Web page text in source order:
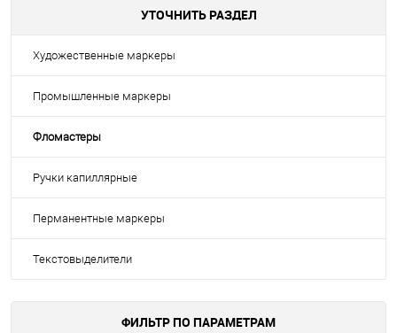
УТОЧНИТЬ РАЗДЕЛ
Художественные маркеры
Промышленные маркеры
Фломастеры
Ручки капиллярные
Перманентные маркеры
Текстовыделители
ФИЛЬТР ПО ПАРАМЕТРАМ